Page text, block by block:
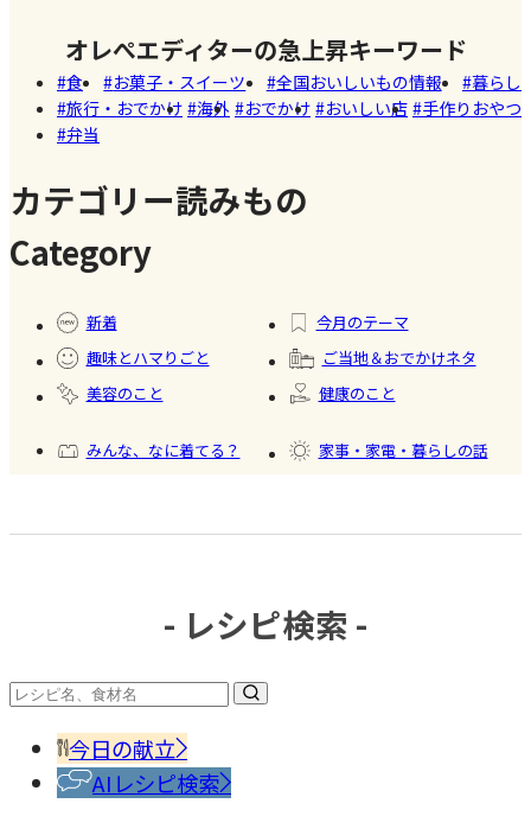
製フ
ード
料・
香辛
料
た!珍しく
て美味し
いかき氷
のスイー
ツ商品】
しい
店
#かき
#健康
開
オレぺエディターの急上昇キーワード
食 お菓子・スイーツ 全国おいしいもの情報
暮らし
旅行・おでかけ 海外 おでかけ おいしい店
手作りおやつ
弁当
カテゴリー読みもの
Category
新着
今月のテーマ
趣味とハマりごと
ご当地＆おでかけネタ
美容のこと
健康のこと
みんな、なに着てる？
家事・家電・暮らしの話
- レシピ検索 -
今日の献立
AIレシピ検索